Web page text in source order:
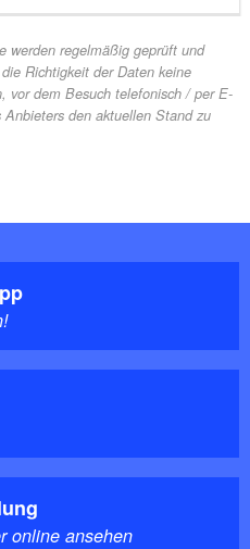
werden regelmäßig geprüft und
Richtigkeit der Daten keine
vor dem Besuch telefonisch / per E-
den aktuellen Stand zu
online ansehen